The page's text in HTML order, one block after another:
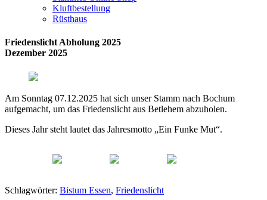
Kluftbestellung
Rüsthaus
Friedenslicht Abholung 2025
Dezember 2025
Am Sonntag 07.12.2025 hat sich unser Stamm nach Bochum
aufgemacht, um das Friedenslicht aus Betlehem abzuholen.
Dieses Jahr steht lautet das Jahresmotto „Ein Funke Mut“.
Schlagwörter: Bistum Essen, Friedenslicht